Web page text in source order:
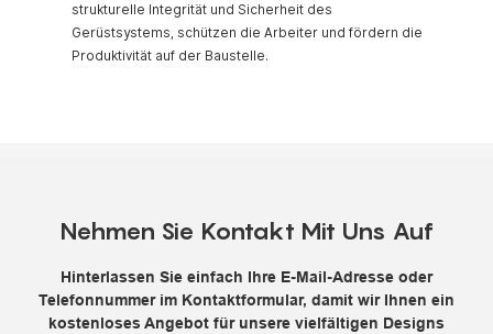
strukturelle Integrität und Sicherheit des
Gerüstsystems, schützen die Arbeiter und fördern die
Produktivität auf der Baustelle.
Nehmen Sie Kontakt Mit Uns Auf
Hinterlassen Sie einfach Ihre E-Mail-Adresse oder
Telefonnummer im Kontaktformular, damit wir Ihnen ein
kostenloses Angebot für unsere vielfältigen Designs